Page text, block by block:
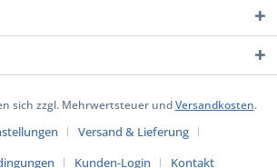
sich zzgl. Mehrwertsteuer undVersandkosten.
Versand & Lieferung
Kunden-Login Kontakt